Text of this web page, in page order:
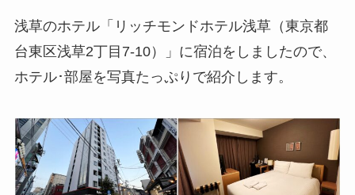
浅草のホテル「リッチモンドホテル浅草（東京都
台東区浅草2丁目7-10）」に宿泊をしましたので、
ホテル･部屋を写真たっぷりで紹介します。